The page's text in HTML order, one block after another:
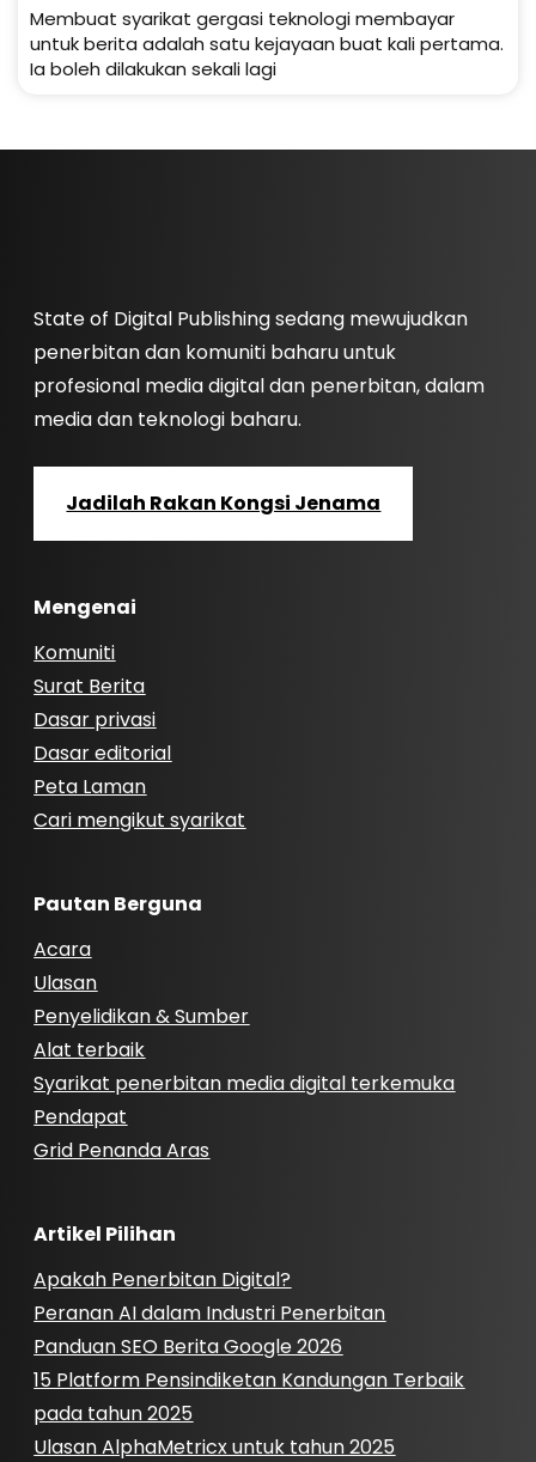
Membuat syarikat gergasi teknologi membayar
untuk berita adalah satu kejayaan buat kali pertama.
Ia boleh dilakukan sekali lagi
State of Digital Publishing sedang mewujudkan
penerbitan dan komuniti baharu untuk
profesional media digital dan penerbitan, dalam
media dan teknologi baharu.
Jadilah Rakan Kongsi Jenama
Mengenai
Komuniti
Surat Berita
Dasar privasi
Dasar editorial
Peta Laman
Cari mengikut syarikat
Pautan Berguna
Acara
Ulasan
Penyelidikan & Sumber
Alat terbaik
Syarikat penerbitan media digital terkemuka
Pendapat
Grid Penanda Aras
Artikel Pilihan
Apakah Penerbitan Digital?
Peranan AI dalam Industri Penerbitan
Panduan SEO Berita Google 2026
15 Platform Pensindiketan Kandungan Terbaik
pada tahun 2025
Ulasan AlphaMetricx untuk tahun 2025